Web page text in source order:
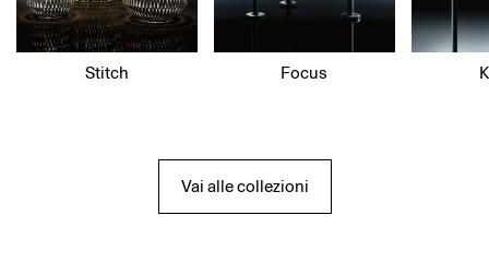
Stitch Focus
Vai alle collezioni